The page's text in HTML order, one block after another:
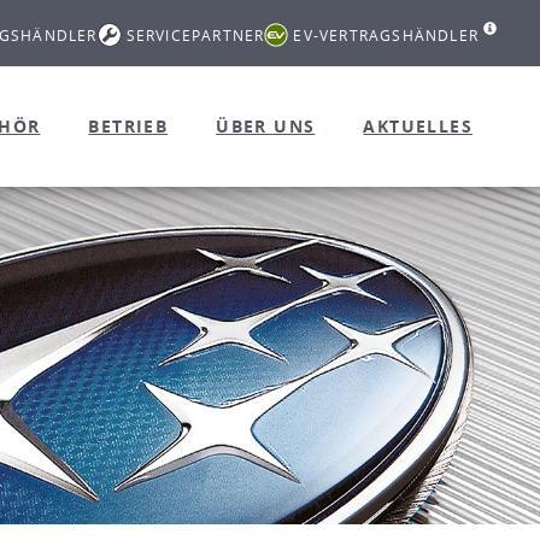
SERVICEPARTNER EV-VERTRAGSHÄNDLER
BETRIEB ÜBER UNS AKTUELLES